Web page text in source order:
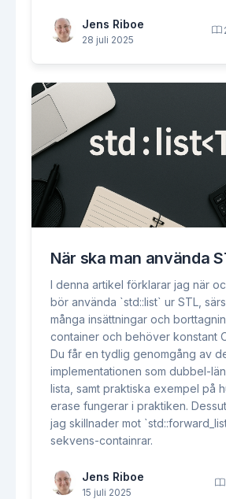
Jens Riboe
28 juli 2025
När ska man använda
I denna artikel förklarar jag när
bör använda `std::list` ur STL,
många insättningar och
container och behöver konstant
Du får en tydlig genomgång av
implementationen som dubbel-
lista, samt praktiska exempel på
erase fungerar i praktiken.
jag skillnader mot
sekvens-containrar.
Jens Riboe
15 juli 2025